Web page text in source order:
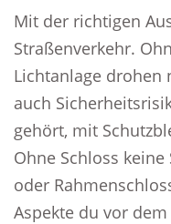
Mit der richtigen
Straßenverkehr.
Lichtanlage drohen
auch
gehört, mit
Ohne Schloss
oder
Aspekte du vor